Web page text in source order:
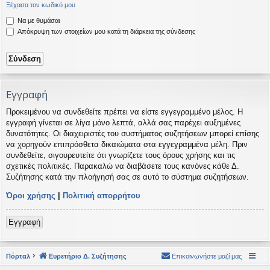
Ξέχασα τον κωδικό μου
Να με θυμάσαι
Απόκρυψη των στοιχείων μου κατά τη διάρκεια της σύνδεσης
Εγγραφή
Προκειμένου να συνδεθείτε πρέπει να είστε εγγεγραμμένο μέλος. Η
εγγραφή γίνεται σε λίγα μόνο λεπτά, αλλά σας παρέχει αυξημένες
δυνατότητες. Οι διαχειριστές του συστήματος συζητήσεων μπορεί επίσης
να χορηγούν επιπρόσθετα δικαιώματα στα εγγεγραμμένα μέλη. Πριν
συνδεθείτε, σιγουρευτείτε ότι γνωρίζετε τους όρους χρήσης και τις
σχετικές πολιτικές. Παρακαλώ να διαβάσετε τους κανόνες κάθε Δ.
Συζήτησης κατά την πλοήγησή σας σε αυτό το σύστημα συζητήσεων.
Όροι χρήσης | Πολιτική απορρήτου
Εγγραφή
Πόρταλ Ευρετήριο Δ. Συζήτησης Επικοινωνήστε μαζί μας